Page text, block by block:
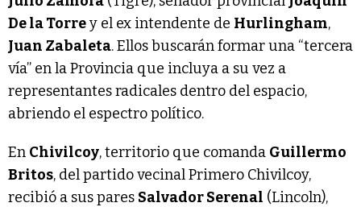
De la Torrey el ex intendente de Hurlingham,
Juan Zabaleta. Ellos buscarán formar una “tercera
vía” en la Provincia que incluya a su vez a
representantes radicales dentro del espacio,
abriendo el espectro político.
En Chivilcoy, territorio que comanda Guillermo
Britos, del partido vecinal Primero Chivilcoy,
recibió a sus pares Salvador Serenal (Lincoln),